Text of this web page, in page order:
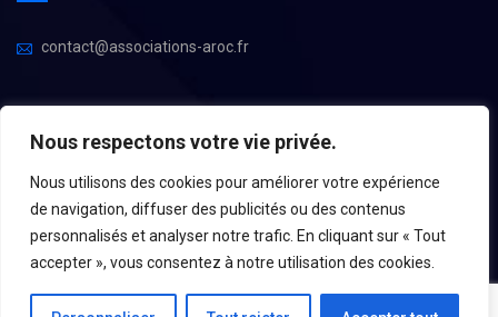
Nous respectons votre vie privée.
Nous utilisons des cookies pour améliorer votre expérience
de navigation, diffuser des publicités ou des contenus
personnalisés et analyser notre trafic. En cliquant sur « Tout
accepter », vous consentez à notre utilisation des cookies.
contact@associations-aroc.fr